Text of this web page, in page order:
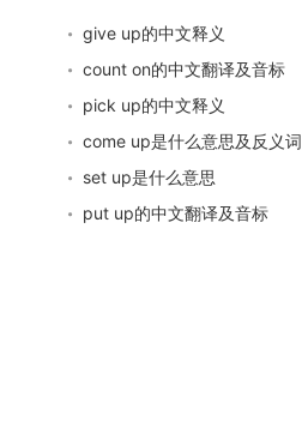
give up的中文释义
count on的中文翻译及音标
pick up的中文释义
come up是什么意思及反义词
set up是什么意思
put up的中文翻译及音标